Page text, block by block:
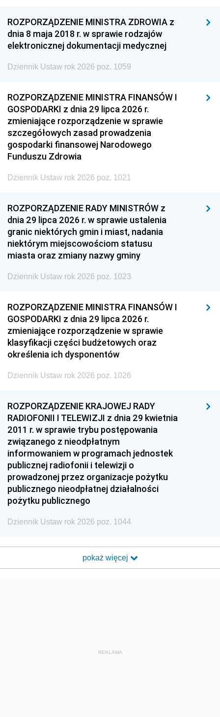
ROZPORZĄDZENIE MINISTRA ZDROWIA z
dnia 8 maja 2018 r. w sprawie rodzajów
elektronicznej dokumentacji medycznej
Dziennik Ustaw rok 2026 poz. 1059
ROZPORZĄDZENIE MINISTRA FINANSÓW I
GOSPODARKI z dnia 29 lipca 2026 r.
zmieniające rozporządzenie w sprawie
szczegółowych zasad prowadzenia
gospodarki finansowej Narodowego
Funduszu Zdrowia
Dziennik Ustaw rok 2026 poz. 1021
ROZPORZĄDZENIE RADY MINISTRÓW z
dnia 29 lipca 2026 r. w sprawie ustalenia
granic niektórych gmin i miast, nadania
niektórym miejscowościom statusu
miasta oraz zmiany nazwy gminy
Dziennik Ustaw rok 2026 poz. 1023
ROZPORZĄDZENIE MINISTRA FINANSÓW I
GOSPODARKI z dnia 29 lipca 2026 r.
zmieniające rozporządzenie w sprawie
klasyfikacji części budżetowych oraz
określenia ich dysponentów
Dziennik Ustaw rok 2026 poz. 1026
ROZPORZĄDZENIE KRAJOWEJ RADY
RADIOFONII I TELEWIZJI z dnia 29 kwietnia
2011 r. w sprawie trybu postępowania
związanego z nieodpłatnym
informowaniem w programach jednostek
publicznej radiofonii i telewizji o
prowadzonej przez organizacje pożytku
publicznego nieodpłatnej działalności
pożytku publicznego
Dziennik Ustaw rok 2026 poz. 1044
pokaż więcej
REKLAMA